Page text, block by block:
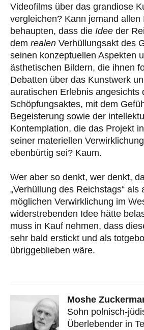
Videofilms über das grandiose
vergleichen? Kann jemand allen
behaupten, dass die Idee der
dem realen Verhüllungsakt des
seinen konzeptuellen Aspekten
ästhetischen Bildern, die ihnen
Debatten über das Kunstwerk
auratischen Erlebnis angesichts
Schöpfungsaktes, mit dem
Begeisterung sowie der
Kontemplation, die das Projekt
seiner materiellen
ebenbürtig sei? Kaum.
Wer aber so denkt, wer denkt,
„Verhüllung des Reichstags“ als
möglichen Verwirklichung im
widerstrebenden Idee hätte
muss in Kauf nehmen, dass
sehr bald erstickt und als
übriggeblieben wäre.
Moshe
Sohn polnisch-
Überlebender in